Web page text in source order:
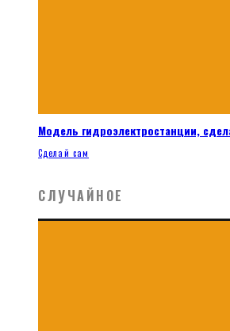
Модель гидроэлектростанции,
Сделай сам
СЛУЧАЙНОЕ